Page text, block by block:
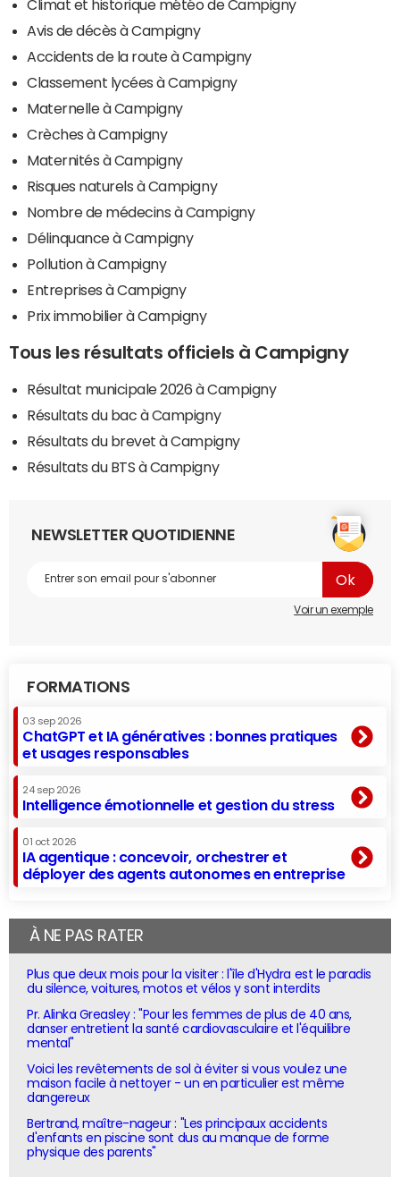
Climat et historique météo de Campigny
Avis de décès à Campigny
Accidents de la route à Campigny
Classement lycées à Campigny
Maternelle à Campigny
Crèches à Campigny
Maternités à Campigny
Risques naturels à Campigny
Nombre de médecins à Campigny
Délinquance à Campigny
Pollution à Campigny
Entreprises à Campigny
Prix immobilier à Campigny
Tous les résultats officiels à Campigny
Résultat municipale 2026 à Campigny
Résultats du bac à Campigny
Résultats du brevet à Campigny
Résultats du BTS à Campigny
NEWSLETTER QUOTIDIENNE
Voir un exemple
FORMATIONS
03 sep 2026
ChatGPT et IA génératives : bonnes pratiques
et usages responsables
24 sep 2026
Intelligence émotionnelle et gestion du stress
01 oct 2026
IA agentique : concevoir, orchestrer et
déployer des agents autonomes en entreprise
À NE PAS RATER
Plus que deux mois pour la visiter : l'île d'Hydra est le paradis
du silence, voitures, motos et vélos y sont interdits
Pr. Alinka Greasley : "Pour les femmes de plus de 40 ans,
danser entretient la santé cardiovasculaire et l'équilibre
mental"
Voici les revêtements de sol à éviter si vous voulez une
maison facile à nettoyer - un en particulier est même
dangereux
Bertrand, maître-nageur : "Les principaux accidents
d'enfants en piscine sont dus au manque de forme
physique des parents"